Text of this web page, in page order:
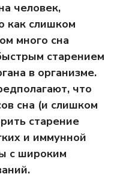
человек,
как слишком
много сна
старением
в организме.
что
сна (и слишком
старение
и иммунной
с широким